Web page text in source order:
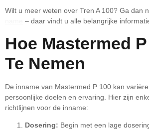
Wilt u meer weten over Tren A 100? Ga dan
– daar vindt u alle belangrijke
Hoe Mastermed
Te Nemen
De inname van Mastermed P 100 kan
persoonlijke doelen en ervaring. Hier zijn
richtlijnen voor de inname:
Dosering: Begin met een lage